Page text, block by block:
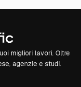
migliori lavori. Oltre
agenzie e studi.